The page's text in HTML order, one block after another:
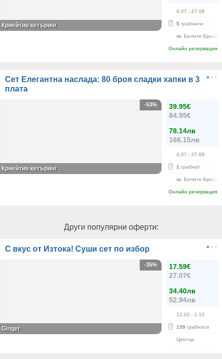
4.07 - 27.08
5 грабнати
кв. Белите Брези
Онлайн резервация
Криейтив кетъринг
Сет Елегантна наслада: 80 броя сладки хапки в 3
плата
39.95€
84.95€
78.14лв
166.15лв
4.07 - 27.08
1 грабнат
кв. Белите Брези
Онлайн резервация
-53%
Криейтив кетъринг
Други популярни оферти:
С вкус от Изтока! Суши сет по избор
17.59€
27.07€
34.40лв
52.94лв
12.02 - 1.10
139 грабнати
Център
-35%
Ginger